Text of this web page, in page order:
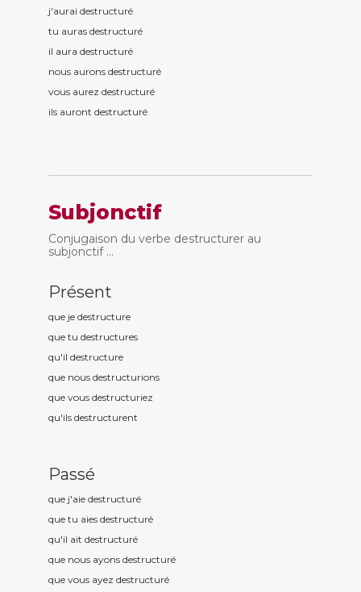
j'aurai destructuré
tu auras destructuré
il aura destructuré
nous aurons destructuré
vous aurez destructuré
ils auront destructuré
Subjonctif
Conjugaison du verbe destructurer au
subjonctif ...
Présent
que je destructure
que tu destructures
qu'il destructure
que nous destructurions
que vous destructuriez
qu'ils destructurent
Passé
que j'aie destructuré
que tu aies destructuré
qu'il ait destructuré
que nous ayons destructuré
que vous ayez destructuré